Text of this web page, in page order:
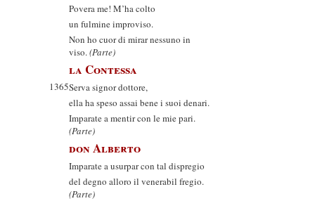
Povera me! M’ha colto
un fulmine improviso.
Non ho cuor di mirar nessuno in
viso.(Parte)
la Contessa
1365Serva signor dottore,
ella ha speso assai bene i suoi denari.
Imparate a mentir con le mie pari.
(Parte)
don Alberto
Imparate a usurpar con tal dispregio
del degno alloro il venerabil fregio.
(Parte)